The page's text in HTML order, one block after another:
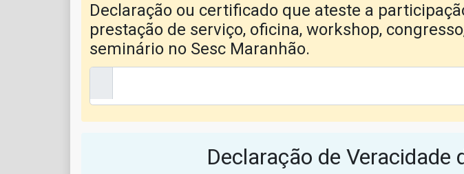
Declaração ou certificado que ateste a
prestação de serviço, oficina, workshop,
seminário no Sesc Maranhão.
Declaração de